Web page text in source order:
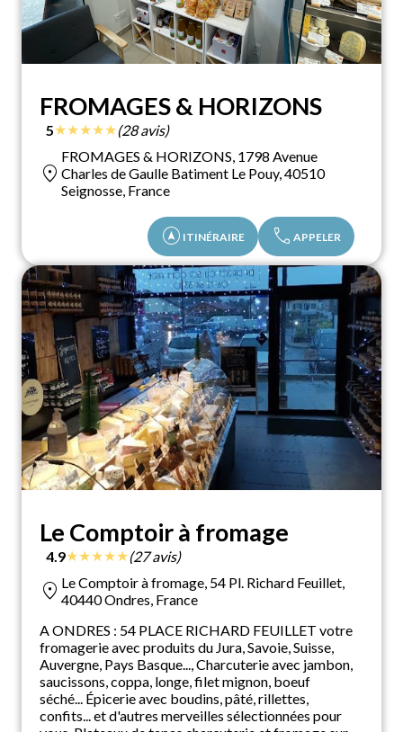
FROMAGES & HORIZONS
5★★★★★(28 avis)
location_on
FROMAGES & HORIZONS, 1798 Avenue
Charles de Gaulle Batiment Le Pouy, 40510
Seignosse, France
assistant_navigation ITINÉRAIRE call APPELER
Le Comptoir à fromage
4.9★★★★★(27 avis)
location_on Le Comptoir à fromage, 54 Pl. Richard Feuillet,
40440 Ondres, France
A ONDRES : 54 PLACE RICHARD FEUILLET votre
fromagerie avec produits du Jura, Savoie, Suisse,
Auvergne, Pays Basque..., Charcuterie avec jambon,
saucissons, coppa, longe, filet mignon, boeuf
séché... Épicerie avec boudins, pâté, rillettes,
confits... et d'autres merveilles sélectionnées pour